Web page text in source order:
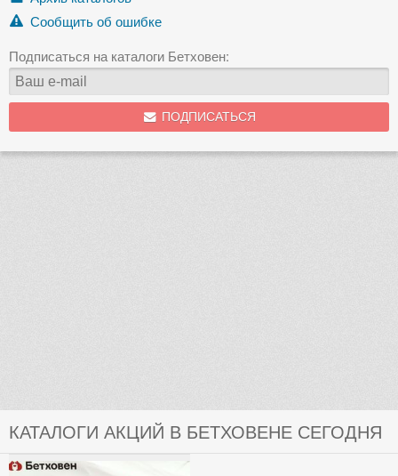
Сообщить об ошибке
Подписаться на каталоги Бетховен:
ПОДПИСАТЬСЯ
КАТАЛОГИ АКЦИЙ В БЕТХОВЕНЕ СЕГОДНЯ